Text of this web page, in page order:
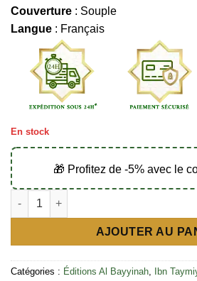
Couverture : Souple
Langue : Français
En stock
🎁 Profitez de -5% avec le
quantité de La lettre Chypriote -
AJOUTER AU
Catégories : Éditions Al Bayyinah Ibn